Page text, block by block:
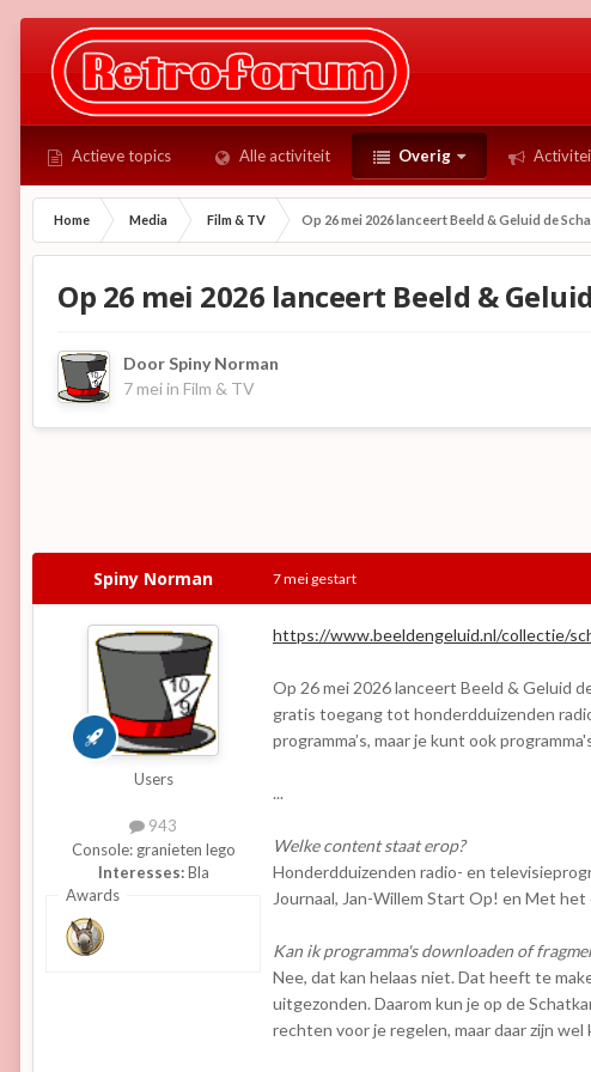
Actieve topics Alle activiteit Overig
Home Media Film & TV Op 26 mei 2026 lanceert Beeld & Geluid de
Op 26 mei 2026 lanceert Beeld &
DoorSpiny Norman
7 mei in Film & TV
Spiny Norman
Users
943
Console: granieten lego
Interesses:Bla
Awards
7 mei gestart
https://www.beeldengeluid.nl/collectie/
Op 26 mei 2026 lanceert Beeld & Geluid
gratis toegang tot honderdduizenden
programma’s, maar je kunt ook
...
Welke content staat erop?
Honderdduizenden radio- en
Journaal, Jan-Willem Start Op! en Met
Kan ik programma's downloaden of
Nee, dat kan helaas niet. Dat heeft te
uitgezonden. Daarom kun je op de
rechten voor je regelen, maar daar zijn